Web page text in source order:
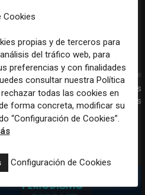
Artículo siguiente
que discrimina entre usuarios
frecuentes y ocasionales
Cookies
propias y de terceros para
del tráfico web, para
preferencias y con finalidades
consultar nuestra Política
todas las cookies en
forma concreta, modificar su
“Configuración de Cookies”.
Configuración de Cookies